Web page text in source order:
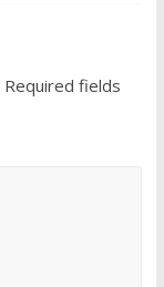
Required fields